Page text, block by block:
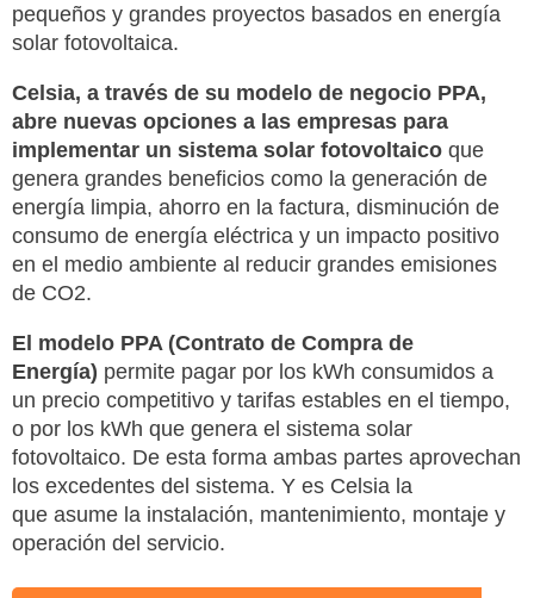
pequeños y grandes proyectos basados en energía
solar fotovoltaica.
Celsia, a través de su modelo de negocio PPA,
abre nuevas opciones a las empresas para
implementar un sistema solar fotovoltaico que
genera grandes beneficios como la generación de
energía limpia, ahorro en la factura, disminución de
consumo de energía eléctrica y un impacto positivo
en el medio ambiente al reducir grandes emisiones
de CO2.
El modelo PPA (Contrato de Compra de
Energía) permite pagar por los kWh consumidos a
un precio competitivo y tarifas estables en el tiempo,
o por los kWh que genera el sistema solar
fotovoltaico. De esta forma ambas partes aprovechan
los excedentes del sistema. Y es Celsia la
que asume la instalación, mantenimiento, montaje y
operación del servicio.